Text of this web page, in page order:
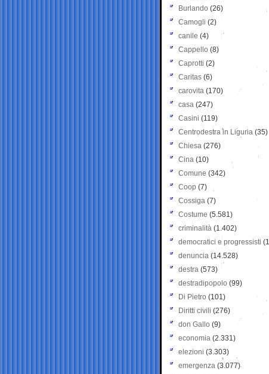
Burlando (26)
Camogli (2)
canile (4)
Cappello (8)
Caprotti (2)
Caritas (6)
carovita (170)
casa (247)
Casini (119)
Centrodestra in Liguria (35)
Chiesa (276)
Cina (10)
Comune (342)
Coop (7)
Cossiga (7)
Costume (5.581)
criminalità (1.402)
democratici e progressisti
denuncia (14.528)
destra (573)
destradipopolo (99)
Di Pietro (101)
Diritti civili (276)
don Gallo (9)
economia (2.331)
elezioni (3.303)
emergenza (3.077)